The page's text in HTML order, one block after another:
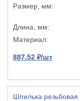
887.52 ₽/шт
Шпилька резьбовая